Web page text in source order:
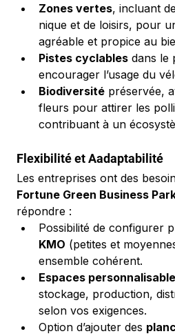
Zones vertes, incluant
nique et de loisirs, pour
agréable et propice au
Pistes cyclables dans le
encourager l’usage du
Biodiversité préservée,
fleurs pour attirer les
contribuant à un
Flexibilité et Aadaptabilité
Les entreprises ont des
Fortune Green Business
répondre :
Possibilité de configurer
KMO (petites et
ensemble cohérent.
Espaces
stockage, production,
selon vos exigences.
Option d’ajouter des